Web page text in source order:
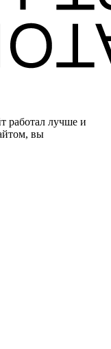
работал лучше и
вы